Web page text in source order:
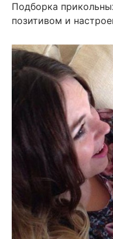
Подборка
позитивом и